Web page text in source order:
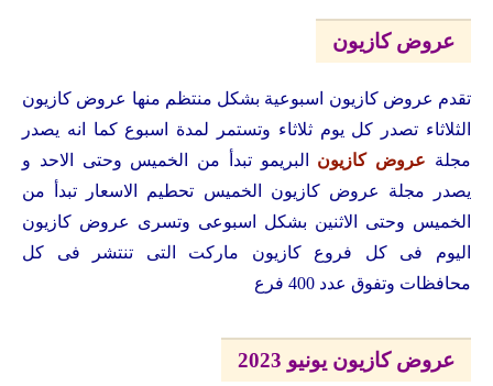
عروض كازيون
تقدم عروض كازيون اسبوعية بشكل منتظم منها عروض كازيون
الثلاثاء تصدر كل يوم ثلاثاء وتستمر لمدة اسبوع كما انه يصدر
مجلة عروض كازيون البريمو تبدأ من الخميس وحتى الاحد و
يصدر مجلة عروض كازيون الخميس تحطيم الاسعار تبدأ من
الخميس وحتى الاثنين بشكل اسبوعى وتسرى عروض كازيون
اليوم فى كل فروع كازيون ماركت التى تنتشر فى كل
محافظات وتفوق عدد 400 فرع
عروض كازيون يونيو 2023